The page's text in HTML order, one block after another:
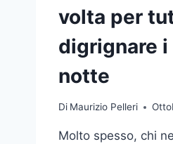
volta per
digrignare
notte
Di Maurizio Pelleri
Molto spesso, chi